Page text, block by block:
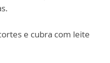
e cubra com leite